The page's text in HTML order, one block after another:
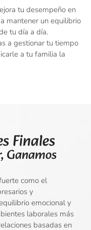
tu desempeño en
mantener un equilibrio
tu día a día.
a gestionar tu tiempo
a tu familia la
Finales
Ganamos
como el
y
emocional y
laborales más
basadas en